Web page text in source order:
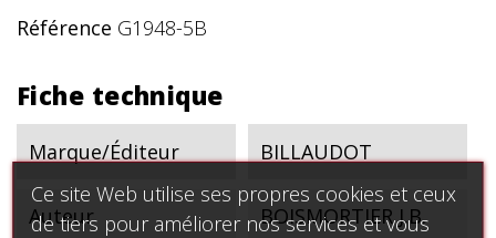
Référence G1948-5B
Fiche technique
Marque/Éditeur BILLAUDOT
Auteur BOISMORTIER J.B.
Ce site Web utilise ses propres cookies et ceux
de tiers pour améliorer nos services et vous